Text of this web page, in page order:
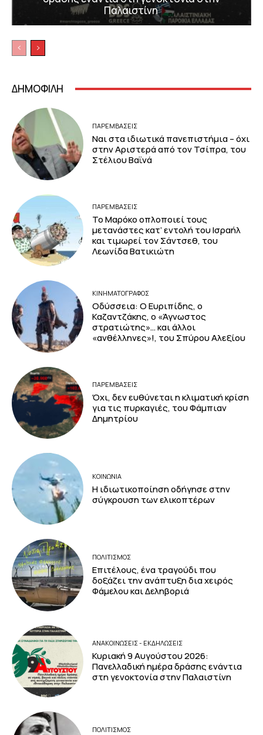
Παλαιστίνη
ΔΗΜΟΦΙΛΗ
ΠΑΡΕΜΒΑΣΕΙΣ
Ναι στα ιδιωτικά πανεπιστήμια – όχι
στην Αριστερά από τον Τσίπρα, του
Στέλιου Βαϊνά
ΠΑΡΕΜΒΑΣΕΙΣ
Το Μαρόκο οπλοποιεί τους
μετανάστες κατ’ εντολή του Ισραήλ
και τιμωρεί τον Σάντσεθ, του
Λεωνίδα Βατικιώτη
ΚΙΝΗΜΑΤΟΓΡΆΦΟΣ
Οδύσσεια: Ο Ευριπίδης, ο
Καζαντζάκης, ο «Άγνωστος
στρατιώτης»… και άλλοι
«ανθέλληνες»!, του Σπύρου Αλεξίου
ΠΑΡΕΜΒΑΣΕΙΣ
Όχι, δεν ευθύνεται η κλιματική κρίση
για τις πυρκαγιές, του Φάμπιαν
Δημητρίου
ΚΟΙΝΩΝΙΑ
Η ιδιωτικοποίηση οδήγησε στην
σύγκρουση των ελικοπτέρων
ΠΟΛΙΤΙΣΜΟΣ
Επιτέλους, ένα τραγούδι που
δοξάζει την ανάπτυξη δια χειρός
Φάμελου και Δεληβοριά
ΑΝΑΚΟΙΝΩΣΕΙΣ - ΕΚΔΗΛΩΣΕΙΣ
Κυριακή 9 Αυγούστου 2026:
Πανελλαδική ημέρα δράσης ενάντια
στη γενοκτονία στην Παλαιστίνη
ΠΟΛΙΤΙΣΜΟΣ